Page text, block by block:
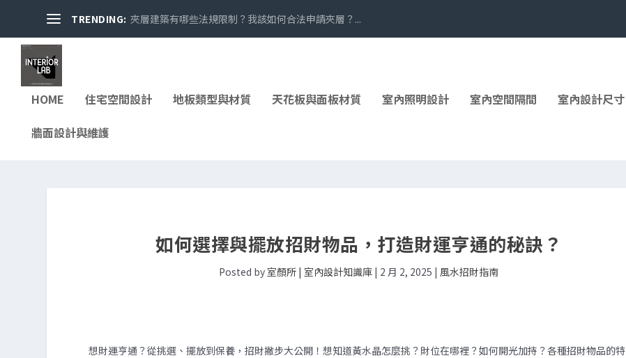
TRENDING: 夾層建築有哪些法規限制？我該如何合法申請夾層？...
HOME 住宅空間設計 地板類型與材質 天花板與面板材質 室內照明設計 室內空間隔間 室內設計尺寸
牆面設計與維護
如何選擇與擺放招財物品，打造財運亨通的秘訣？
Posted by 室顏所 | 室內設計知識庫 | 2 月 2, 2025 | 風水招財指南
想財運亨通？從挑選、擺放到保養，招財撇步大公開！想知道黃水晶怎麼挑？財位在哪裡？如何開光加持？各種招財物品的特